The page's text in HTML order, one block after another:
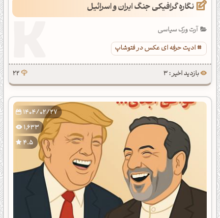
نگاره گرافیکی جنگ ایران و اسرائیل
آرت ورک سیاسی
ادیت حرفه ای عکس در فتوشاپ
بازدید اخیر : 3 22
1404/02/27
1,633
4.5